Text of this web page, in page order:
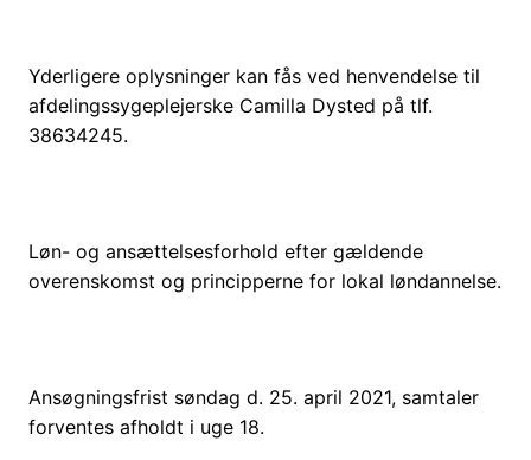
Yderligere oplysninger kan fås ved henvendelse til
afdelingssygeplejerske Camilla Dysted på tlf.
38634245.
Løn- og ansættelsesforhold efter gældende
overenskomst og principperne for lokal løndannelse.
Ansøgningsfrist søndag d. 25. april 2021, samtaler
forventes afholdt i uge 18.